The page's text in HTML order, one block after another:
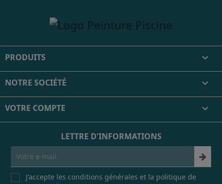
PRODUITS 
NOTRE SOCIÉTÉ 
VOTRE COMPTE 
LETTRE D'INFORMATIONS
J'accepte les conditions générales et la politique de